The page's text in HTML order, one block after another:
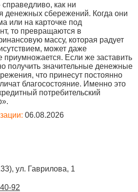
как ни
денежных сбережений. Когда они
или на карточке под
то превращаются в
массу, которая радует
может даже
приумножается. Если же заставить
получить значительные денежные
что принесут постоянно
благосостояние. Именно это
потребительский
06.08.2026
), ул. Гаврилова, 1
92